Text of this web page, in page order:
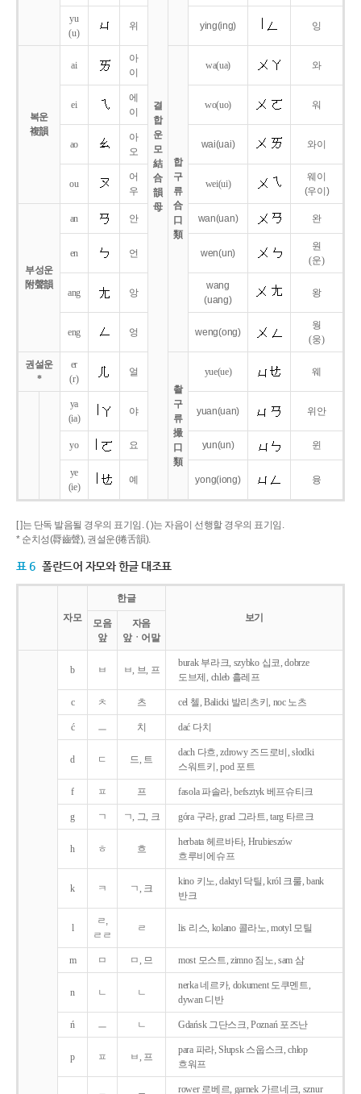
결
합
운
모
結
合
韻
母
yu
(u)
위 ying(ing) 잉
복운
複韻
ai
아
이
합
구
류
合
口
類
wa(ua) 와
ei
에
이
wo(uo) 워
ao
아
오
wai(uai) 와이
ou
어
우
wei(ui)
웨이
(우이)
부성운
附聲韻
an 안 wan(uan) 완
en 언 wen(un)
원
(운)
ang 앙
wang
(uang)
왕
eng 엉 weng(ong)
웡
(웅)
권설운
*
er
(r)
얼
촬
구
류
撮
口
類
yue(ue) 웨
ya
(ia)
야 yuan(uan) 위안
yo 요 yun(un) 윈
ye
(ie)
예 yong(iong) 융
[ ]는 단독 발음될 경우의 표기임. ( )는 자음이 선행할 경우의 표기임.
* 순치성(脣齒聲), 권설운(捲舌韻).
표 6 폴란드어 자모와 한글 대조표
자모
한글
보기
모음
앞
자음
앞ㆍ어말
b ㅂ ㅂ, 브, 프
burak 부라크, szybko 십코, dobrze
도브제, chleb 흘레프
c ㅊ 츠 cel 첼, Balicki 발리츠키, noc 노츠
ć ㅡ 치 dać 다치
d ㄷ 드, 트
dach 다흐, zdrowy 즈드로비, słodki
스워트키, pod 포트
f ㅍ 프 fasola 파솔라, befsztyk 베프슈티크
g ㄱ ㄱ, 그, 크 góra 구라, grad 그라트, targ 타르크
h ㅎ 흐
herbata 헤르바타, Hrubieszów
흐루비에슈프
k ㅋ ㄱ, 크
kino 키노, daktyl 닥틸, król 크룰, bank
반크
l
ㄹ,
ㄹㄹ
ㄹ lis 리스, kolano 콜라노, motyl 모틸
m ㅁ ㅁ, 므 most 모스트, zimno 짐노, sam 삼
n ㄴ ㄴ
nerka 네르카, dokument 도쿠멘트,
dywan 디반
ń ㅡ ㄴ Gdańsk 그단스크, Poznań 포즈난
p ㅍ ㅂ, 프
para 파라, Słupsk 스웁스크, chłop
흐워프
rower 로베르, garnek 가르네크, sznur